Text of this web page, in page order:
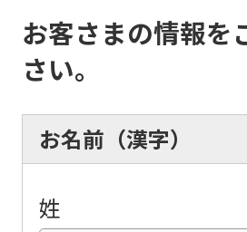
お客さまの情報を
さい。
お名前（漢字）
姓